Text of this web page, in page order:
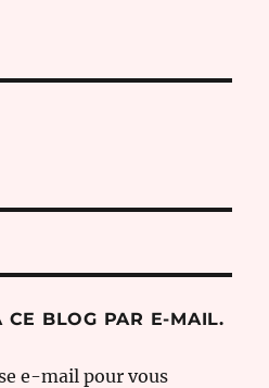
BLOG PAR E-MAIL.
e-mail pour vous